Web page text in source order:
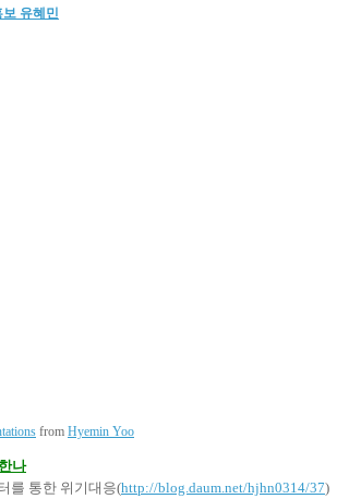
보 유혜민
from Hyemin Yoo
나
를 통한 위기대응(http://blog.daum.net/hjhn0314/37)